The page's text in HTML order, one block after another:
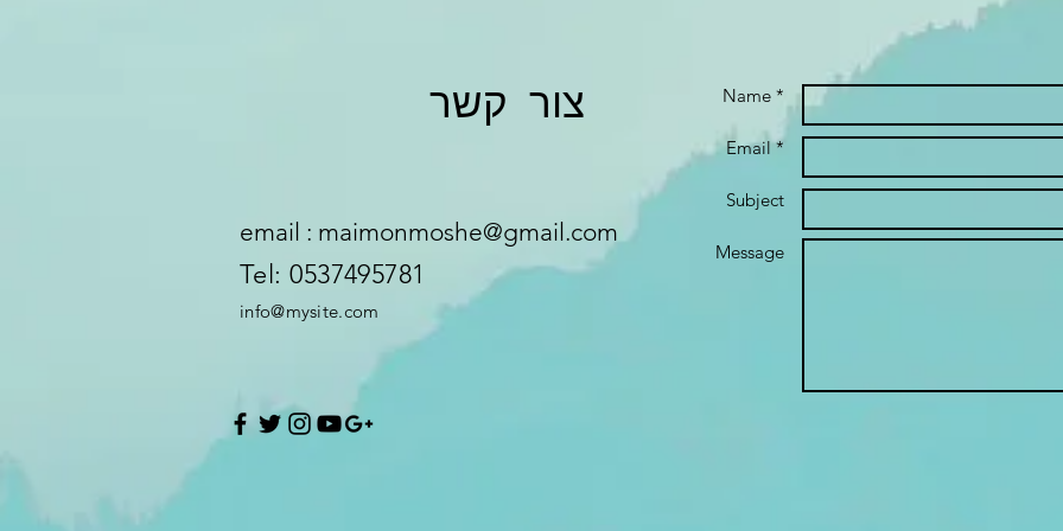
email : maimonmoshe@gmail.com
Tel: 0537495781
info@mysite.com
Name *
Email *
Subject
Message